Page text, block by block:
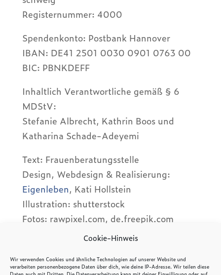
Cookie-Hinweis
Wir verwenden Cookies und ähnliche Technologien auf unserer Website und
verarbeiten personenbezogene Daten über dich, wie deine IP-Adresse. Wir teilen diese
Regis­ter­num­mer: 4000
Spen­den­konto: Post­bank Hanno­ver
IBAN: DE41 2501 0030 0901 0763 00
BIC: PBNKDEFF
Inhalt­lich Verant­wort­li­che gemäß § 6
MDStV:
Stefa­nie Albrecht, Kath­rin Boos und
Katha­rina Schade-Adey­emi
Text: Frau­en­be­ra­tungs­stelle
Design, Webde­sign & Reali­sie­rung:
Eigen­le­ben, Kati Holl­stein
Illus­tra­tion: shut­ter­stock
Fotos: rawpixel.com, de.freepik.com